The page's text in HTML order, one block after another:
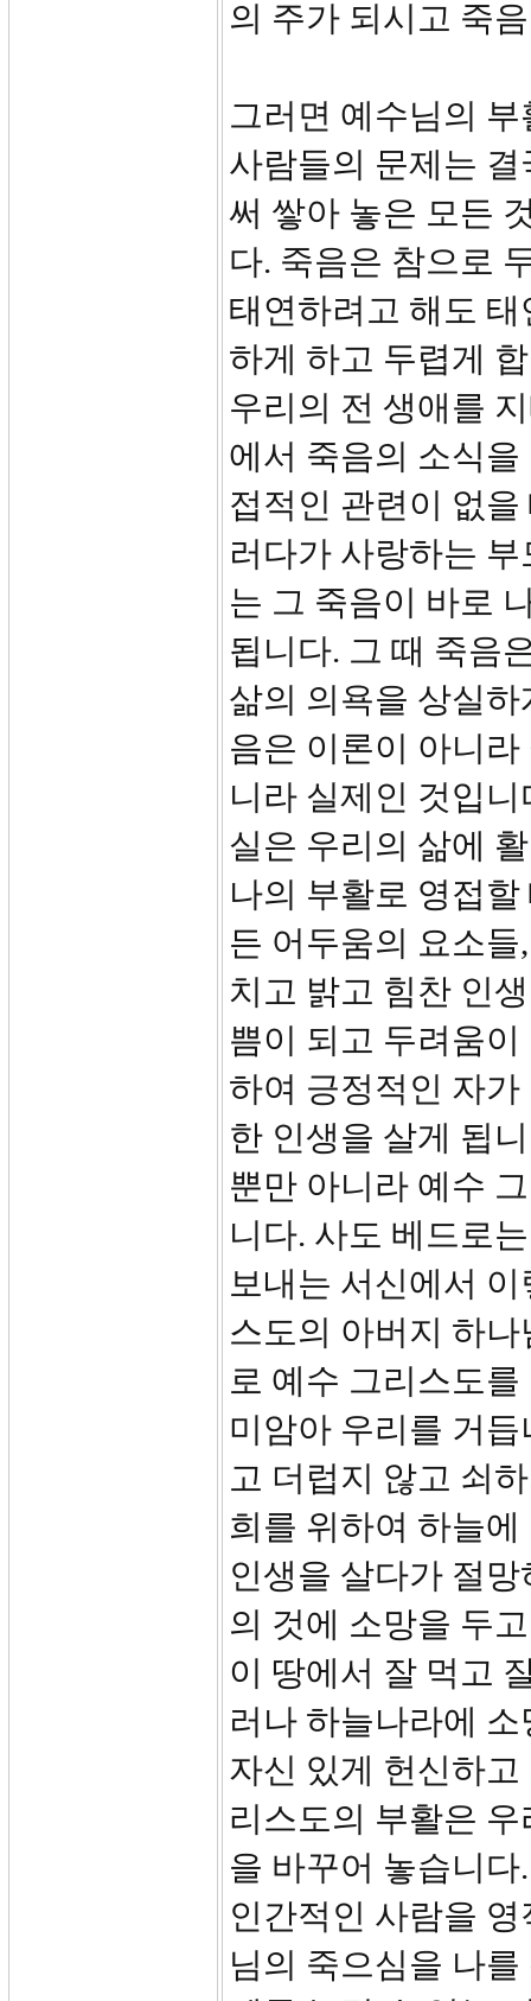
의 주가 되시고 죽
그러면 예수님의
사람들의 문제는
써 쌓아 놓은 모든
다. 죽음은 참으로
태연하려고 해도
하게 하고 두렵게
우리의 전 생애를
에서 죽음의 소식
접적인 관련이 없
러다가 사랑하는
는 그 죽음이 바로
됩니다. 그 때 죽음
삶의 의욕을 상실
음은 이론이 아니
니라 실제인 것입
실은 우리의 삶에
나의 부활로 영접
든 어두움의 요소
치고 밝고 힘찬 인
쁨이 되고 두려움
하여 긍정적인 자
한 인생을 살게 됩
뿐만 아니라 예수
니다. 사도 베드로
보내는 서신에서
스도의 아버지 하
로 예수 그리스도
미암아 우리를 거
고 더럽지 않고 쇠
희를 위하여 하늘
인생을 살다가 절
의 것에 소망을 두
이 땅에서 잘 먹고
러나 하늘나라에
자신 있게 헌신하
리스도의 부활은
을 바꾸어 놓습니
인간적인 사람을
님의 죽으심을 나